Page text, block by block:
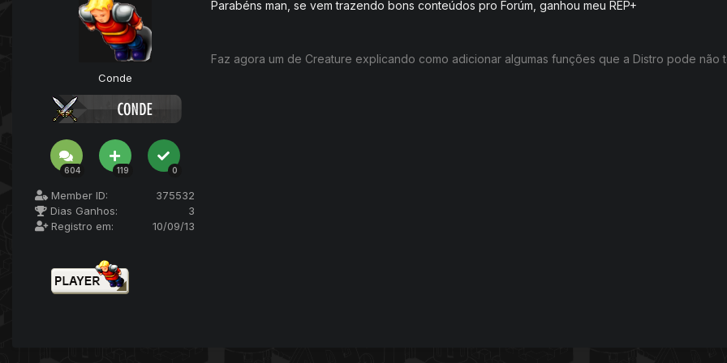
Conde
604 119 0
Member ID:
375532
Dias Ganhos:
3
Registro em:
10/09/13
Parabéns man, se vem trazendo bons conteúdos pro Forúm, ganhou meu REP+
Faz agora um de Creature explicando como adicionar algumas funções que a Distro pode não